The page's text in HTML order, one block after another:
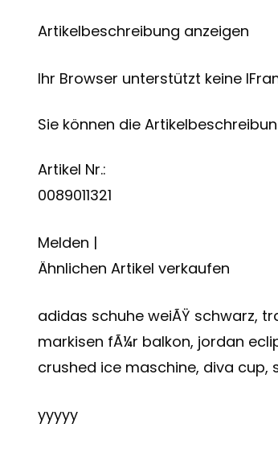
Artikelbeschreibung anzeigen
Ihr Browser unterstützt keine
Sie können die
Artikel Nr.:
0089011321
Melden |
Ähnlichen Artikel verkaufen
adidas schuhe weiÃŸ schwarz,
markisen fÃ¼r balkon, jordan
crushed ice maschine, diva cup,
yyyyy